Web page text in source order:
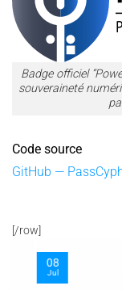
Badge officiel
souveraineté
Code source
GitHub —
[/row]